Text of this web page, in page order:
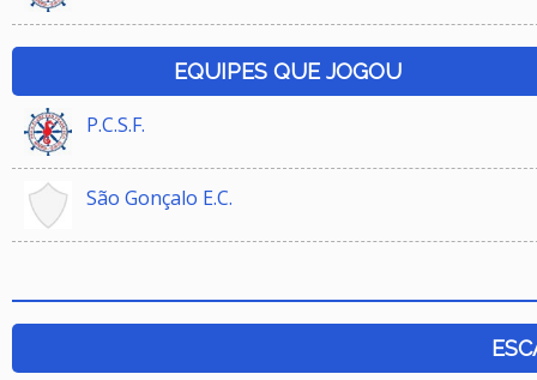
EQUIPES QUE JOGOU
P.C.S.F.
São Gonçalo E.C.